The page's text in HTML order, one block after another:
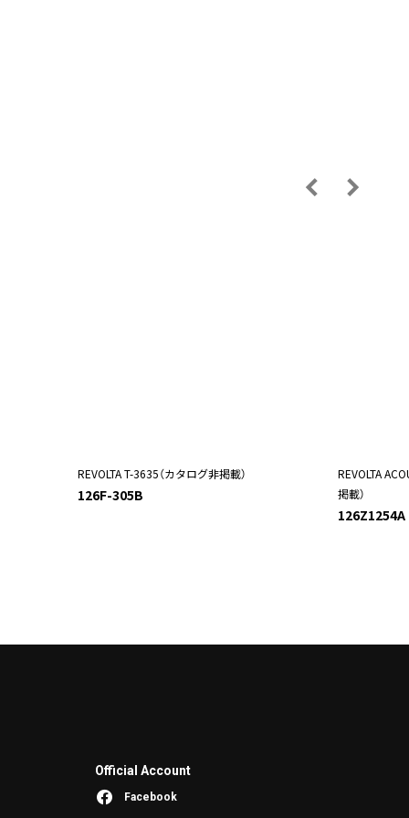
REVOLTA T-3635（カタログ非掲載）
126F-305B
REVOLTA
掲載）
126Z1254A
Official Account
Facebook